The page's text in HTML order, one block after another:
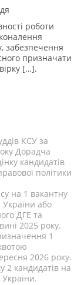
роботи
забезпечення
призначати
[…].
КСУ за
Дорадча
кандидатів
політики
на 1 вакантну
або
ДГЕ та
2025 року.
1
2026 року.
2 кандидатів на
України.